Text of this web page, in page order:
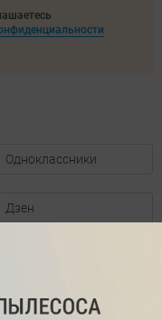
Одноклассники
Дзен